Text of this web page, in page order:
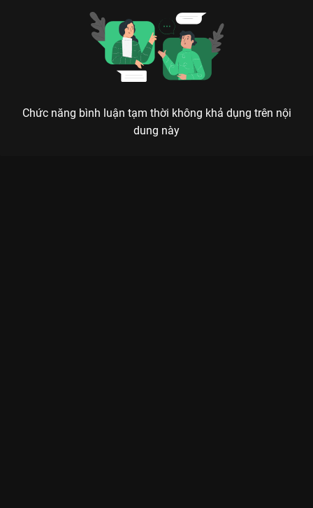
Chức năng bình luận tạm thời không khả dụng trên nội
dung này